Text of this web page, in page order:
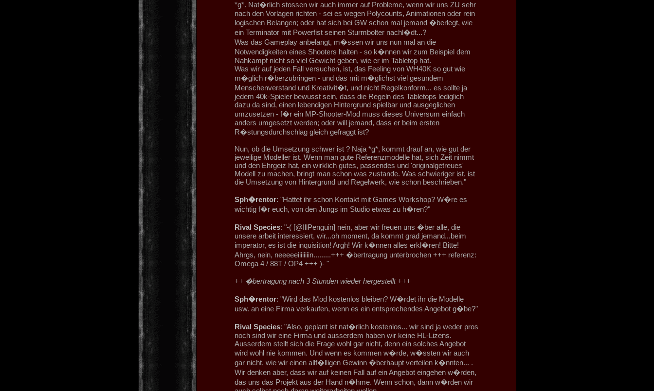
*g*. Nat�rlich stossen wir auch immer auf Probleme, wenn wir uns ZU sehr
nach den Vorlagen richten - sei es wegen Polycounts, Animationen oder rein
logischen Belangen; oder hat sich bei GW schon mal jemand �berlegt, wie
ein Terminator mit Powerfist seinen Sturmbolter nachl�dt...?
Was das Gameplay anbelangt, m�ssen wir uns nun mal an die
Notwendigkeiten eines Shooters halten - so k�nnen wir zum Beispiel dem
Nahkampf nicht so viel Gewicht geben, wie er im Tabletop hat.
Was wir auf jeden Fall versuchen, ist, das Feeling von WH40K so gut wie
m�glich r�berzubringen - und das mit m�glichst viel gesundem
Menschenverstand und Kreativit�t, und nicht Regelkonform... es sollte ja
jedem 40k-Spieler bewusst sein, dass die Regeln des Tabletops lediglich
dazu da sind, einen lebendigen Hintergrund spielbar und ausgeglichen
umzusetzen - f�r ein MP-Shooter-Mod muss dieses Universum einfach
anders umgesetzt werden; oder will jemand, dass er beim ersten
R�stungsdurchschlag gleich gefraggt ist?
Nun, ob die Umsetzung schwer ist ? Naja *g*, kommt drauf an, wie gut der
jeweilige Modeller ist. Wenn man gute Referenzmodelle hat, sich Zeit nimmt
und den Ehrgeiz hat, ein wirklich gutes, passendes und 'originalgetreues'
Modell zu machen, bringt man schon was zustande. Was schwieriger ist, ist
die Umsetzung von Hintergrund und Regelwerk, wie schon beschrieben."
Sph�rentor: "Hattet ihr schon Kontakt mit Games Workshop? W�re es
wichtig f�r euch, von den Jungs im Studio etwas zu h�ren?"
Rival Species: "-( [@IllPenguin] nein, aber wir freuen uns �ber alle, die
unsere arbeit interessiert, wir...oh moment, da kommt grad jemand...beim
imperator, es ist die inquisition! Argh! Wir k�nnen alles erkl�ren! Bitte!
Ahrgs, nein, neeeeeiiiiiiiin.........+++ �bertragung unterbrochen +++ referenz:
Omega 4 / 88T / OP4 +++ )- "
++ �bertragung nach 3 Stunden wieder hergestellt +++
Sph�rentor: "Wird das Mod kostenlos bleiben? W�rdet ihr die Modelle
usw. an eine Firma verkaufen, wenn es ein entsprechendes Angebot g�be?"
Rival Species: "Also, geplant ist nat�rlich kostenlos... wir sind ja weder pros
noch sind wir eine Firma und ausserdem haben wir keine HL-Lizens.
Ausserdem stellt sich die Frage wohl gar nicht, denn ein solches Angebot
wird wohl nie kommen. Und wenn es kommen w�rde, w�ssten wir auch
gar nicht, wie wir einen allf�lligen Gewinn �berhaupt verteilen k�nnten... .
Wir denken aber, dass wir auf keinen Fall auf ein Angebot eingehen w�rden,
das uns das Projekt aus der Hand n�hme. Wenn schon, dann w�rden wir